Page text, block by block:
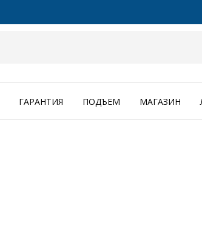
ГАРАНТИЯ ПОДЪЕМ МАГАЗИН